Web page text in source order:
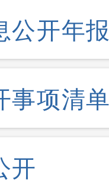
公开年
事项清
开